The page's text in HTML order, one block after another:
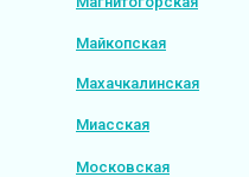
Майкопская
Махачкалинская
Миасская
Московская